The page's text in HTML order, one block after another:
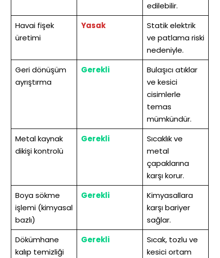
edilebilir.
Havai fişek
üretimi
Yasak
Statik elektrik
ve patlama riski
nedeniyle.
Geri dönüşüm
ayrıştırma
Gerekli
Bulaşıcı atıklar
ve kesici
cisimlerle
temas
mümkündür.
Metal kaynak
dikişi kontrolü
Gerekli
Sıcaklık ve
metal
çapaklarına
karşı korur.
Boya sökme
işlemi (kimyasal
bazlı)
Gerekli
Kimyasallara
karşı bariyer
sağlar.
Dökümhane
kalıp temizliği
Gerekli
Sıcak, tozlu ve
kesici ortam